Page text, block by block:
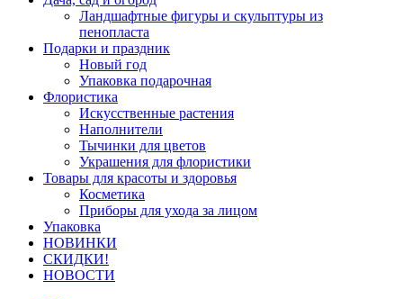
Ландшафтные фигуры и скульптуры из
пенопласта
Подарки и праздник
Новый год
Упаковка подарочная
Флористика
Искусственные растения
Наполнители
Тычинки для цветов
Украшения для флористики
Товары для красоты и здоровья
Косметика
Приборы для ухода за лицом
Упаковка
НОВИНКИ
СКИДКИ!
НОВОСТИ